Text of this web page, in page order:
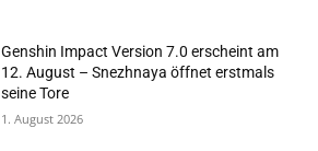
Genshin Impact Version 7.0 erscheint am
12. August – Snezhnaya öffnet erstmals
seine Tore
1. August 2026